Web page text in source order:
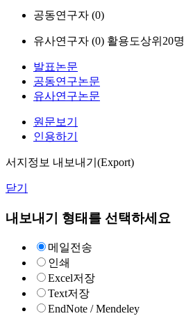
공동연구자 (0)
유사연구자 (0) 활용도상위20명
발표논문
공동연구논문
유사연구논문
원문보기
인용하기
서지정보 내보내기(Export)
닫기
내보내기 형태를 선택하세요
메일전송
인쇄
Excel저장
Text저장
EndNote / Mendeley